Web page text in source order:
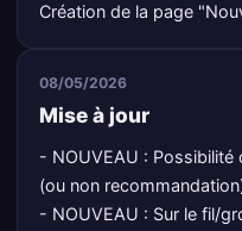
Création de la page
08/05/2026
Mise à jour
- NOUVEAU :
(ou non
- NOUVEAU : Sur le fil/